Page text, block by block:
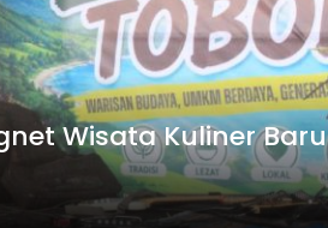
Wisata Kuliner Baru